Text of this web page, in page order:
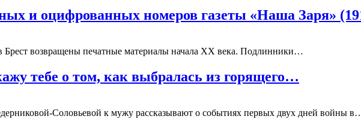
и оцифрованных номеров газеты «Наша Заря»
Брест возвращены печатные материалы начала XX века. Подлинники…
тебе о том, как выбралась из горящего…
Соловьевой к мужу рассказывают о событиях первых двух дней войны